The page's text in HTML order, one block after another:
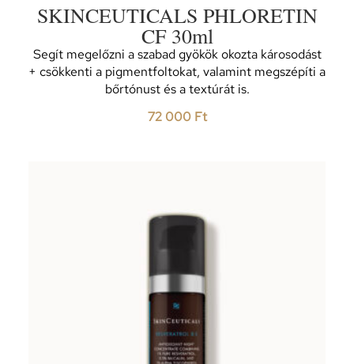
SKINCEUTICALS PHLORETIN
CF 30ml
Segít megelőzni a szabad gyökök okozta károsodást
+ csökkenti a pigmentfoltokat, valamint megszépíti a
bőrtónust és a textúrát is.
72 000 Ft